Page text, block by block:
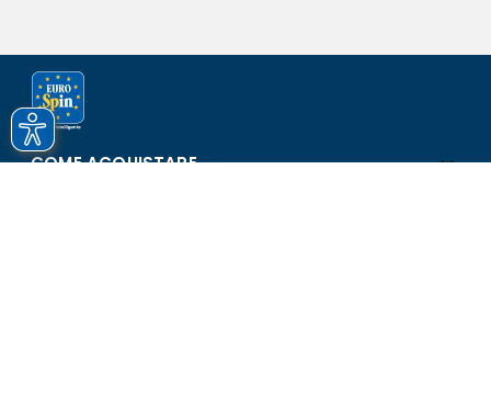
COME ACQUISTARE